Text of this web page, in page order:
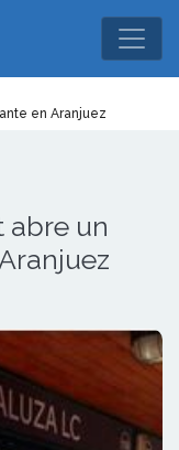
en Aranjuez
abre un